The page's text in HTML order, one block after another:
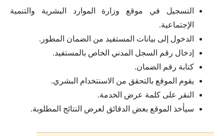
التسجيل في موقع وزارة الموارد البشرية والتنمية
الإجتماعية.
الدخول إلى بيانات المستفيد من الضمان المطور.
إدخال رقم السجل المدني الخاص بالمستفيد.
كتابة رقم الضمان.
يقوم الموقع بالتحقق من الاسنتخدام البشري.
النقر على كلمة عرض الخدمة.
سيأخذ الموقع بعض الدقائق لعرض النتائج المطلوبة.